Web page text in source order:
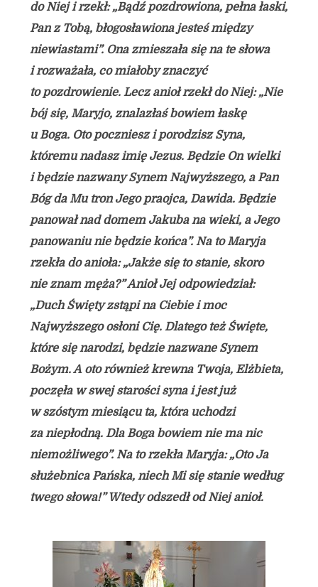
do Niej i rzekł: „Bądź pozdrowiona, pełna łaski,
Pan z Tobą, błogosławiona jesteś między
niewiastami”. Ona zmieszała się na te słowa
i rozważała, co miałoby znaczyć
to pozdrowienie. Lecz anioł rzekł do Niej: „Nie
bój się, Maryjo, znalazłaś bowiem łaskę
u Boga. Oto poczniesz i porodzisz Syna,
któremu nadasz imię Jezus. Będzie On wielki
i będzie nazwany Synem Najwyższego, a Pan
Bóg da Mu tron Jego praojca, Dawida. Będzie
panował nad domem Jakuba na wieki, a Jego
panowaniu nie będzie końca”. Na to Maryja
rzekła do anioła: „Jakże się to stanie, skoro
nie znam męża?” Anioł Jej odpowiedział:
„Duch Święty zstąpi na Ciebie i moc
Najwyższego osłoni Cię. Dlatego też Święte,
które się narodzi, będzie nazwane Synem
Bożym. A oto również krewna Twoja, Elżbieta,
poczęła w swej starości syna i jest już
w szóstym miesiącu ta, która uchodzi
za niepłodną. Dla Boga bowiem nie ma nic
niemożliwego”. Na to rzekła Maryja: „Oto Ja
służebnica Pańska, niech Mi się stanie według
twego słowa!” Wtedy odszedł od Niej anioł.